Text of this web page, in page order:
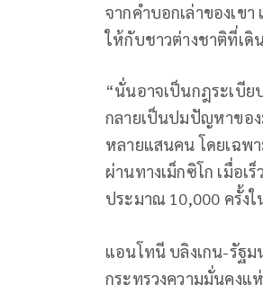
จากคำบอกเล่าของเข
ให้กับชาวต่างชาติที่เดิ
“นั่นอาจเป็นกฎระเบีย
กลายเป็นปมปัญหาขอ
หลายแสนคน โดยเฉพา
ผ่านทางเม็กซิโก เมื่อเ
ประมาณ 10,000 ครั้ง
แอนโทนี บลิงเกน-รัฐม
กระทรวงความมั่นคง